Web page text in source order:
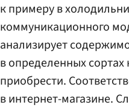
к примеру в
коммуникационного
анализирует
в определенных
приобрести.
в интернет-магазине.